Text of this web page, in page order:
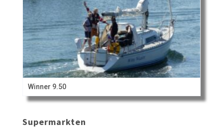
Winner 9.50
Supermarkten